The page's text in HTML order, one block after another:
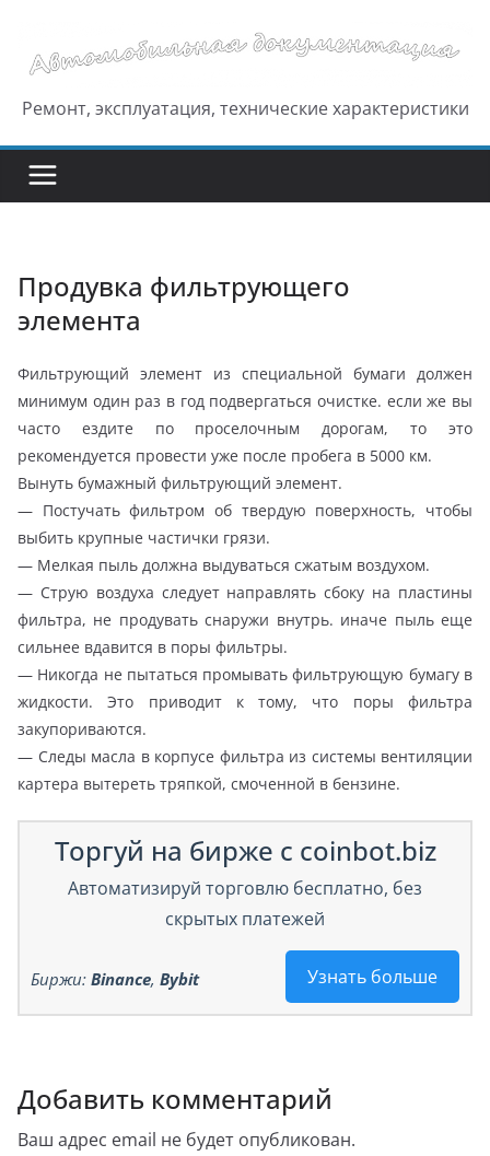
содержимому
Ремонт, эксплуатация, технические характеристики
Продувка фильтрующего
элемента
Фильтрующий элемент из специальной бумаги должен
минимум один раз в год подвергаться очистке. если же вы
часто ездите по проселочным дорогам, то это
рекомендуется провести уже после пробега в 5000 км.
Вынуть бумажный фильтрующий элемент.
— Постучать фильтром об твердую поверхность, чтобы
выбить крупные частички грязи.
— Мелкая пыль должна выдуваться сжатым воздухом.
— Струю воздуха следует направлять сбоку на пластины
фильтра, не продувать снаружи внутрь. иначе пыль еще
сильнее вдавится в поры фильтры.
— Никогда не пытаться промывать фильтрующую бумагу в
жидкости. Это приводит к тому, что поры фильтра
закупориваются.
— Следы масла в корпусе фильтра из системы вентиляции
картера вытереть тряпкой, смоченной в бензине.
Торгуй на бирже с coinbot.biz
Автоматизируй торговлю бесплатно, без
скрытых платежей
Узнать больше
Биржи: Binance, Bybit
Добавить комментарий
Ваш адрес email не будет опубликован.